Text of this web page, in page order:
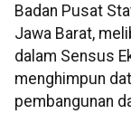
Badan Pusat
Jawa Barat,
dalam Sensus
menghimpun
pembangunan